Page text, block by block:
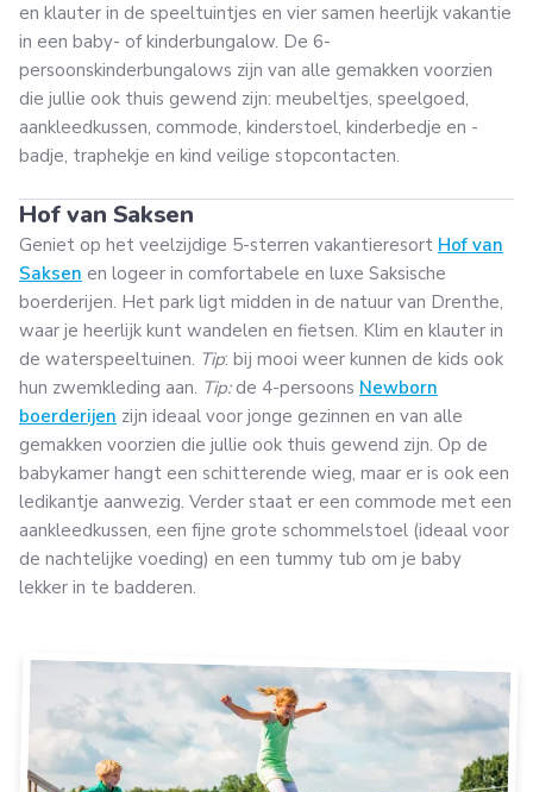
en klauter in de speeltuintjes en vier samen heerlijk vakantie
in een baby- of kinderbungalow. De 6-
persoonskinderbungalows zijn van alle gemakken voorzien
die jullie ook thuis gewend zijn: meubeltjes, speelgoed,
aankleedkussen, commode, kinderstoel, kinderbedje en -
badje, traphekje en kind veilige stopcontacten.
Hof van Saksen
Geniet op het veelzijdige 5-sterren vakantieresort Hof van
Saksen en logeer in comfortabele en luxe Saksische
boerderijen. Het park ligt midden in de natuur van Drenthe,
waar je heerlijk kunt wandelen en fietsen. Klim en klauter in
de waterspeeltuinen. Tip: bij mooi weer kunnen de kids ook
hun zwemkleding aan. Tip:de 4-persoons Newborn
boerderijen zijn ideaal voor jonge gezinnen en van alle
gemakken voorzien die jullie ook thuis gewend zijn. Op de
babykamer hangt een schitterende wieg, maar er is ook een
ledikantje aanwezig. Verder staat er een commode met een
aankleedkussen, een fijne grote schommelstoel (ideaal voor
de nachtelijke voeding) en een tummy tub om je baby
lekker in te badderen.